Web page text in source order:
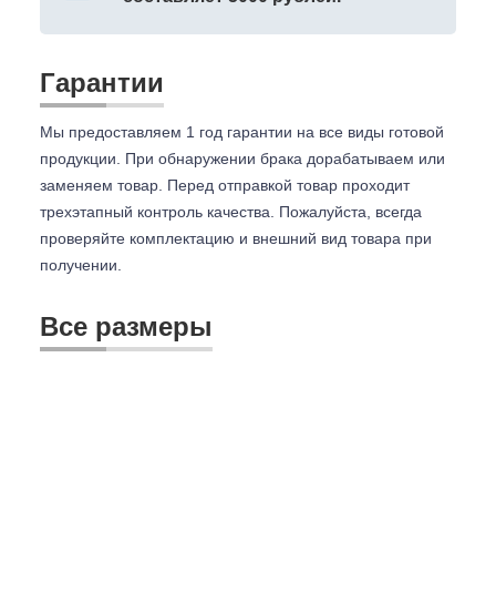
Гарантии
Мы предоставляем 1 год гарантии на все виды готовой
продукции. При обнаружении брака дорабатываем или
заменяем товар. Перед отправкой товар проходит
трехэтапный контроль качества. Пожалуйста, всегда
проверяйте комплектацию и внешний вид товара при
получении.
Все размеры